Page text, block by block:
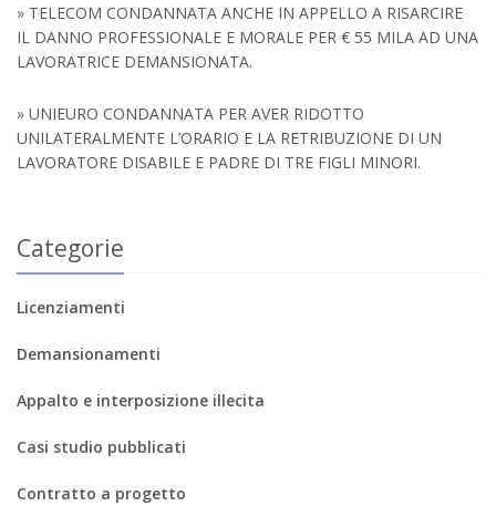
» TELECOM CONDANNATA ANCHE IN APPELLO A RISARCIRE
IL DANNO PROFESSIONALE E MORALE PER € 55 MILA AD UNA
LAVORATRICE DEMANSIONATA.
» UNIEURO CONDANNATA PER AVER RIDOTTO
UNILATERALMENTE L’ORARIO E LA RETRIBUZIONE DI UN
LAVORATORE DISABILE E PADRE DI TRE FIGLI MINORI.
Categorie
Licenziamenti
Demansionamenti
Appalto e interposizione illecita
Casi studio pubblicati
Contratto a progetto